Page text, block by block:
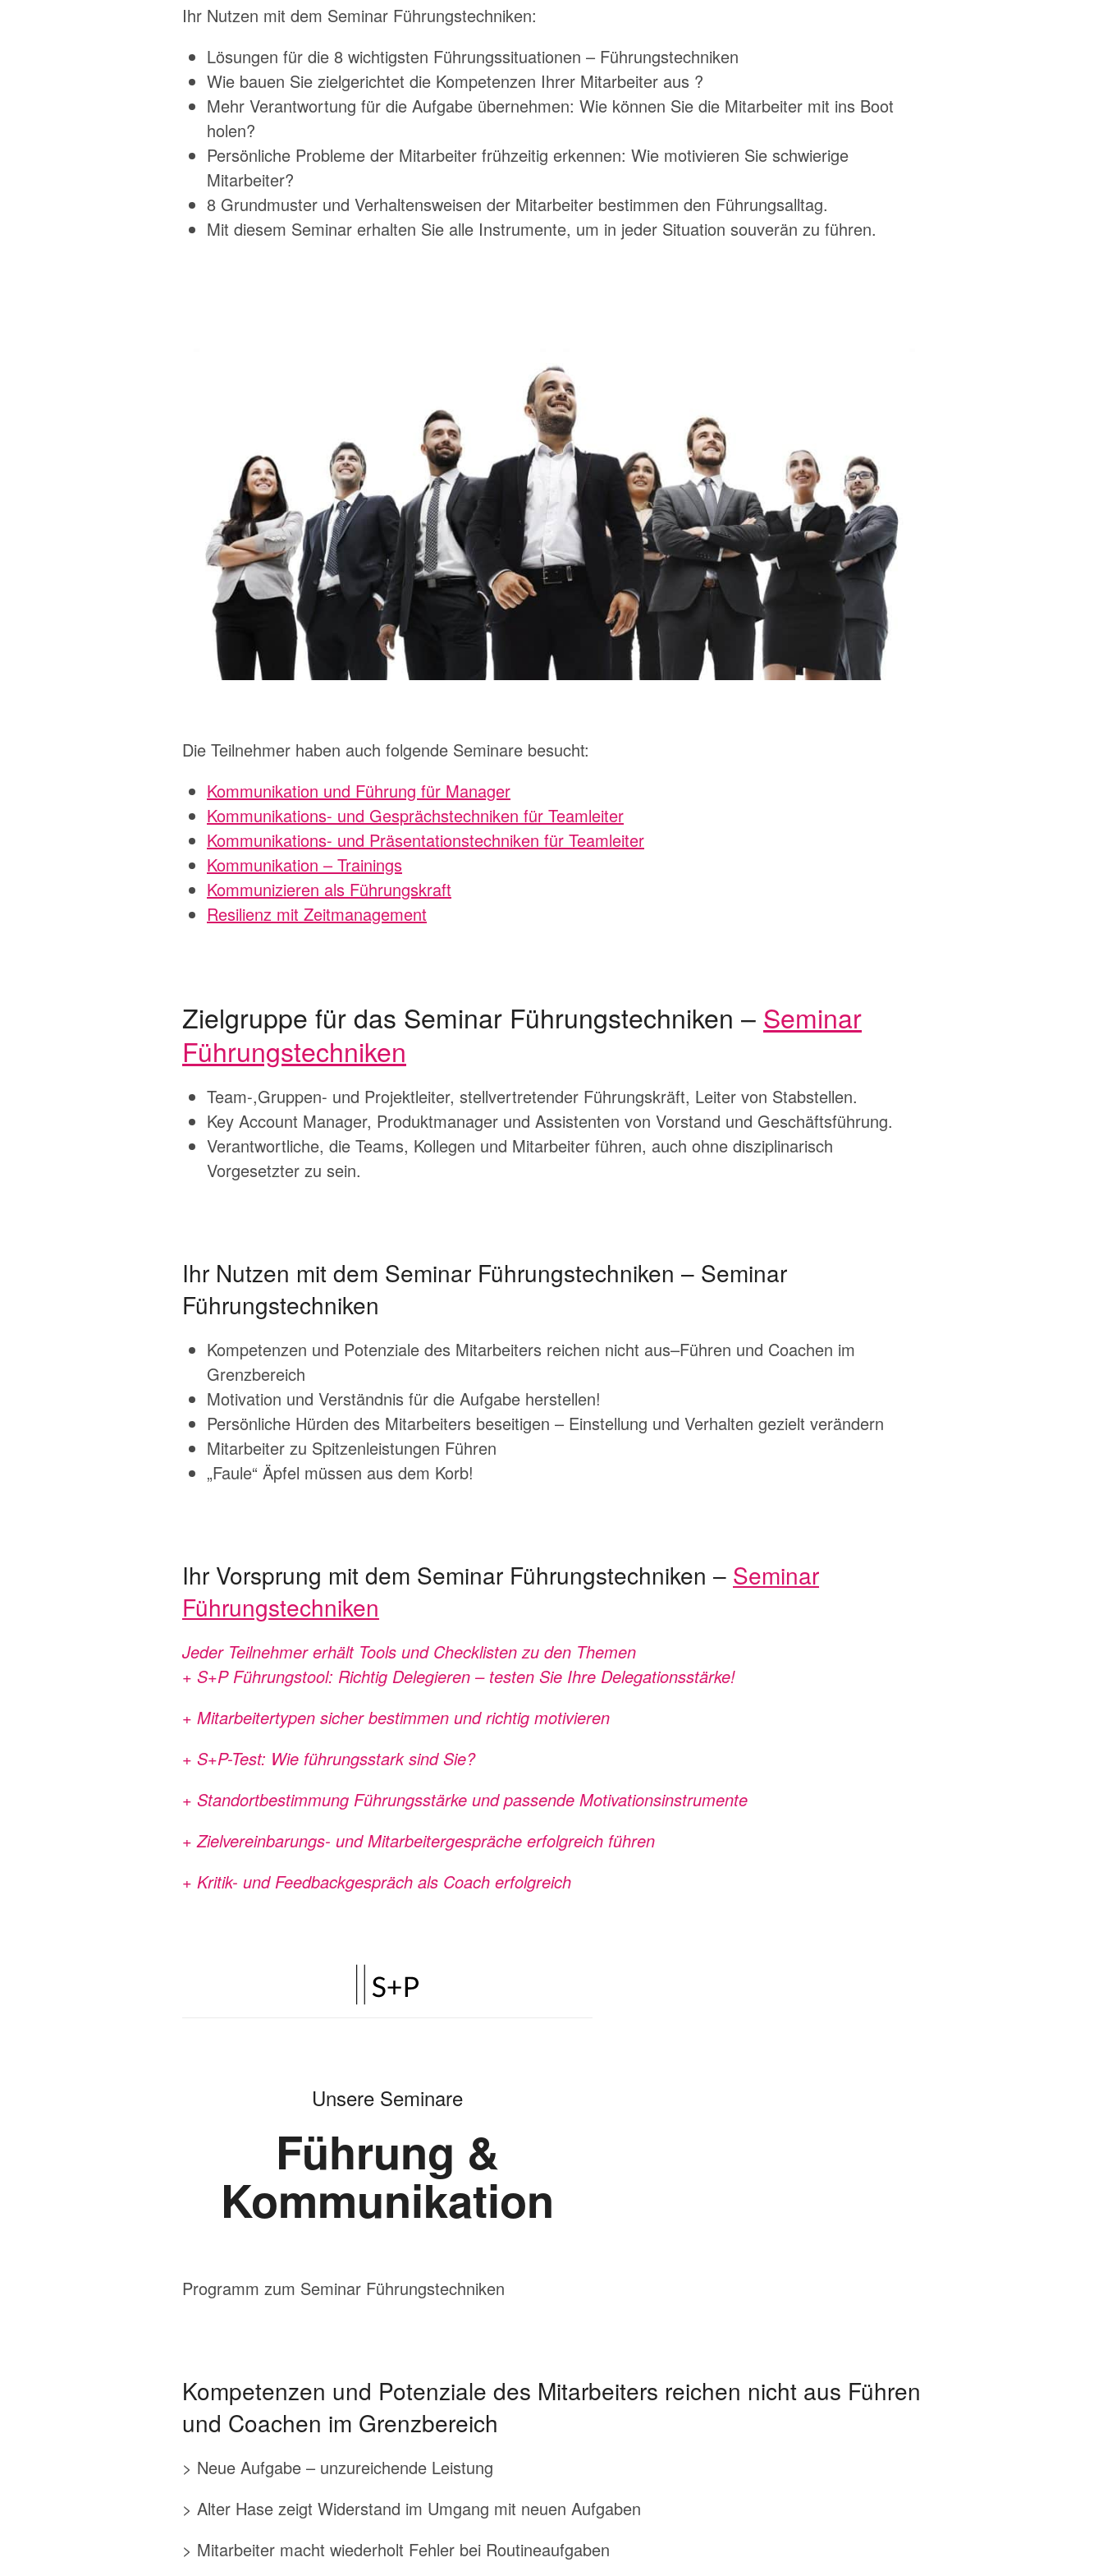
Ihr Nutzen mit dem Seminar Führungstechniken:
Lösungen für die 8 wichtigsten Führungssituationen – Führungstechniken
Wie bauen Sie zielgerichtet die Kompetenzen Ihrer Mitarbeiter aus ?
Mehr Verantwortung für die Aufgabe übernehmen: Wie können Sie die Mitarbeiter mit ins Boot
holen?
Persönliche Probleme der Mitarbeiter frühzeitig erkennen: Wie motivieren Sie schwierige
Mitarbeiter?
8 Grundmuster und Verhaltensweisen der Mitarbeiter bestimmen den Führungsalltag.
Mit diesem Seminar erhalten Sie alle Instrumente, um in jeder Situation souverän zu führen.
Die Teilnehmer haben auch folgende Seminare besucht:
Kommunikation und Führung für Manager
Kommunikations- und Gesprächstechniken für Teamleiter
Kommunikations- und Präsentationstechniken für Teamleiter
Kommunikation – Trainings
Kommunizieren als Führungskraft
Resilienz mit Zeitmanagement
Zielgruppe für das Seminar Führungstechniken – Seminar
Führungstechniken
Team-,Gruppen- und Projektleiter, stellvertretender Führungskräft, Leiter von Stabstellen.
Key Account Manager, Produktmanager und Assistenten von Vorstand und Geschäftsführung.
Verantwortliche, die Teams, Kollegen und Mitarbeiter führen, auch ohne disziplinarisch
Vorgesetzter zu sein.
Ihr Nutzen mit dem Seminar Führungstechniken – Seminar
Führungstechniken
Kompetenzen und Potenziale des Mitarbeiters reichen nicht aus–Führen und Coachen im
Grenzbereich
Motivation und Verständnis für die Aufgabe herstellen!
Persönliche Hürden des Mitarbeiters beseitigen – Einstellung und Verhalten gezielt verändern
Mitarbeiter zu Spitzenleistungen Führen
„Faule“ Äpfel müssen aus dem Korb!
Ihr Vorsprung mit dem Seminar Führungstechniken – Seminar
Führungstechniken
Jeder Teilnehmer erhält Tools und Checklisten zu den Themen
+ S+P Führungstool: Richtig Delegieren – testen Sie Ihre Delegationsstärke!
+ Mitarbeitertypen sicher bestimmen und richtig motivieren
+ S+P-Test: Wie führungsstark sind Sie?
+ Standortbestimmung Führungsstärke und passende Motivationsinstrumente
+ Zielvereinbarungs- und Mitarbeitergespräche erfolgreich führen
+ Kritik- und Feedbackgespräch als Coach erfolgreich
Programm zum Seminar Führungstechniken
Kompetenzen und Potenziale des Mitarbeiters reichen nicht aus Führen
und Coachen im Grenzbereich
> Neue Aufgabe – unzureichende Leistung
> Alter Hase zeigt Widerstand im Umgang mit neuen Aufgaben
> Mitarbeiter macht wiederholt Fehler bei Routineaufgaben